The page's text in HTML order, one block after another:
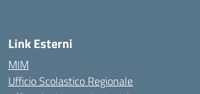
Link Esterni
MIM
Ufficio Scolastico Regionale